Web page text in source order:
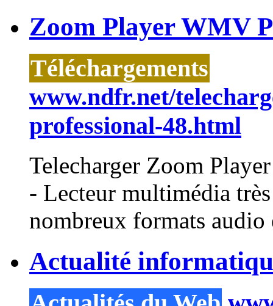
Zoom Player WMV
Téléchargements
www.ndfr.net/
professional-48.html
Telecharger Zoom
- Lecteur multimédia
nombreux formats
Actualité